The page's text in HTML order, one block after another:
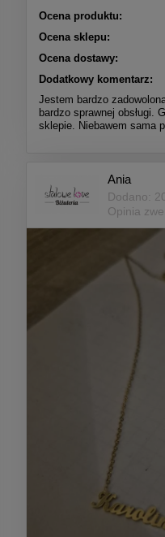
Ocena produktu:
Ocena sklepu:
Ocena dostawy:
Dodatkowy komentarz:
Jestem bardzo
bardzo sprawnej obsługi.
sklepie. Niebawem sama
Ania
Dodano:
Opinia